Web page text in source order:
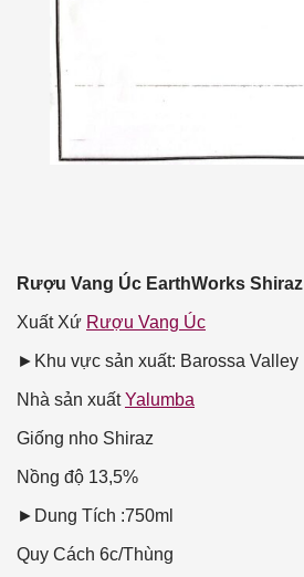
Rượu Vang Úc EarthWorks Shiraz
Xuất Xứ Rượu Vang Úc
►Khu vực sản xuất: Barossa Valley
Nhà sản xuất Yalumba
Giống nho Shiraz
Nồng độ 13,5%
►Dung Tích :750ml
Quy Cách 6c/Thùng